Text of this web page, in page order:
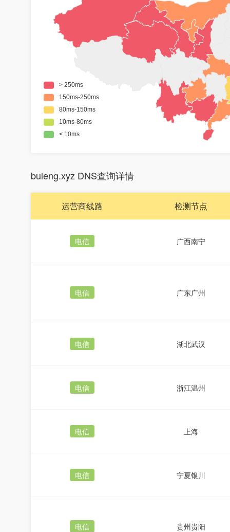
buleng.xyz DNS查询详情
运营商线路 检测节点
电信 广西南宁
电信 广东广州
电信 湖北武汉
电信 浙江温州
电信 上海
电信 宁夏银川
电信 贵州贵阳